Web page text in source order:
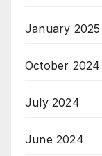
January 2025
October 2024
July 2024
June 2024